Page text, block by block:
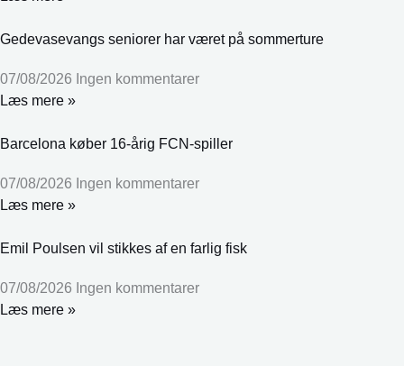
Gedevasevangs seniorer har været på sommerture
07/08/2026 Ingen kommentarer
Læs mere »
Barcelona køber 16-årig FCN-spiller
07/08/2026 Ingen kommentarer
Læs mere »
Emil Poulsen vil stikkes af en farlig fisk
07/08/2026 Ingen kommentarer
Læs mere »